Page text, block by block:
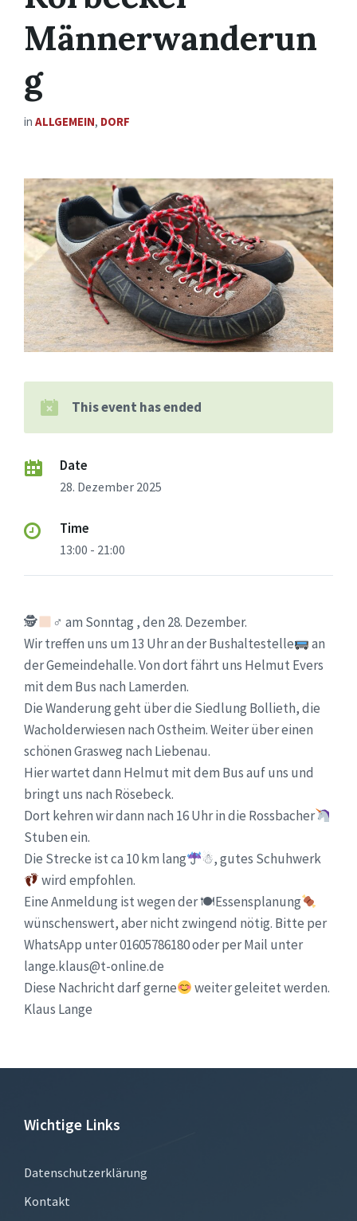
Männerwanderun
g
in ALLGEMEIN, DORF
This event has ended
Date
28. Dezember 2025
Time
13:00 - 21:00
🕵
‍♂ am Sonntag , den 28. Dezember.
Wir treffen uns um 13 Uhr an der Bushaltestelle
an
der Gemeindehalle. Von dort fährt uns Helmut Evers
mit dem Bus nach Lamerden.
Die Wanderung geht über die Siedlung Bollieth, die
Wacholderwiesen nach Ostheim. Weiter über einen
schönen Grasweg nach Liebenau.
Hier wartet dann Helmut mit dem Bus auf uns und
bringt uns nach Rösebeck.
Dort kehren wir dann nach 16 Uhr in die Rossbacher
Stuben ein.
Die Strecke ist ca 10 km lang
☃, gutes Schuhwerk
wird empfohlen.
Eine Anmeldung ist wegen der 🍽Essensplanung
wünschenswert, aber nicht zwingend nötig. Bitte per
WhatsApp unter 01605786180 oder per Mail unter
lange.klaus@t-online.de
Diese Nachricht darf gerne
weiter geleitet werden.
Klaus Lange
Wichtige Links
Datenschutzerklärung
Kontakt